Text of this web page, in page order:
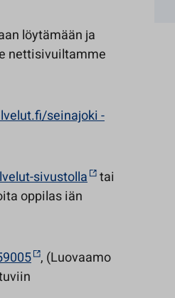
löytämään ja
nettisivuiltamme
seinajoki -
sivustolla
tai
oppilas iän
, (Luovaamo